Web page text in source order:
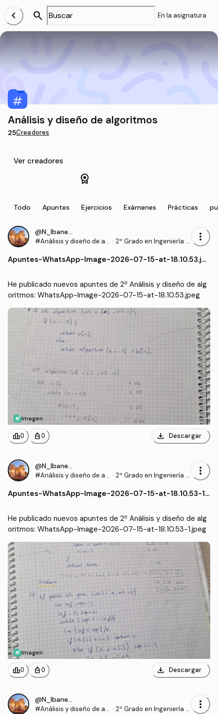
chevron_left search En la asignatura
Análisis y diseño de algoritmos
25Creadores
Ver creadores
license
Todo Apuntes Ejercicios Exámenes Prácticas
@N_Ibanezz04
#Análisis y diseño de al
· 2º Grado en Ingeniería In
s de la Información (UEX)
more_vert
Apuntes-WhatsApp-Image-2026-07-15-at-18.10.53.jp
He publicado nuevos apuntes de 2º Análisis y diseño de alg
oritmos: WhatsApp-Image-2026-07-15-at-18.10.53.jpeg
Imagen
leaderboard0 personal_bag 0 download Descargar
@N_Ibanezz04
#Análisis y diseño de al
· 2º Grado en Ingeniería In
s de la Información (UEX)
more_vert
Apuntes-WhatsApp-Image-2026-07-15-at-18.10.53-1.j
He publicado nuevos apuntes de 2º Análisis y diseño de alg
oritmos: WhatsApp-Image-2026-07-15-at-18.10.53-1.jpeg
Imagen
leaderboard0 personal_bag 0 download Descargar
@N_Ibanezz04
#Análisis y diseño de al
· 2º Grado en Ingeniería In
more_vert